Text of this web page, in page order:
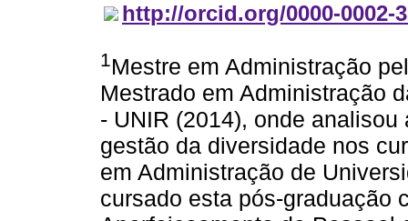
http://orcid.org/0000-0002-
1Mestre em Administração
Mestrado em Administração
- UNIR (2014), onde
gestão da diversidade nos
em Administração de
cursado esta pós-graduação